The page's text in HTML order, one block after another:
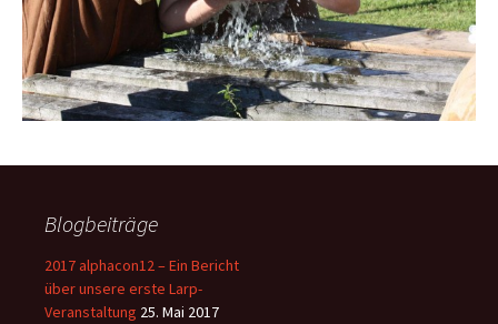
Blogbeiträge
2017 alphacon12 – Ein Bericht
über unsere erste Larp-
Veranstaltung 25. Mai 2017